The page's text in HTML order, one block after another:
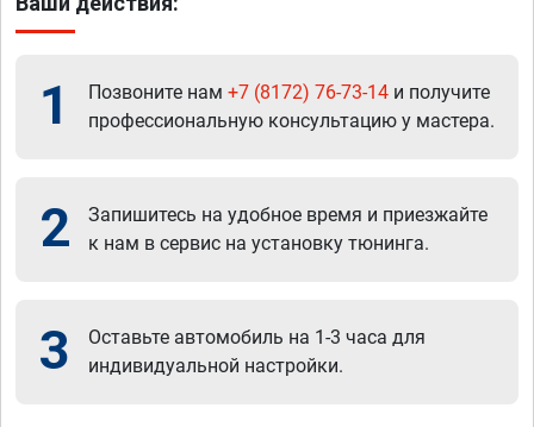
1 Позвоните нам +7 (8172) 76-73-14 и получите
профессиональную консультацию у мастера.
2
Запишитесь на удобное время и приезжайте
к нам в сервис на установку тюнинга.
3
Оставьте автомобиль на 1-3 часа для
индивидуальной настройки.